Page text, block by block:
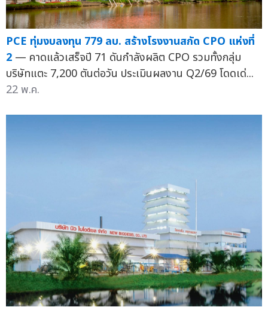
PCE ทุ่มงบลงทุน 779 ลบ. สร้างโรงงานสกัด CPO แห่งที่
2 — คาดแล้วเสร็จปี 71 ดันกำลังผลิต CPO รวมทั้งกลุ่ม
บริษัทแตะ 7,200 ตันต่อวัน ประเมินผลงาน Q2/69 โดดเด่...
22 พ.ค.